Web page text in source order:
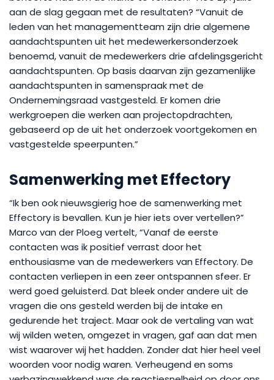
aan de slag gegaan met de resultaten? “Vanuit de
leden van het managementteam zijn drie algemene
aandachtspunten uit het medewerkersonderzoek
benoemd, vanuit de medewerkers drie afdelingsgericht
aandachtspunten. Op basis daarvan zijn gezamenlijke
aandachtspunten in samenspraak met de
Ondernemingsraad vastgesteld. Er komen drie
werkgroepen die werken aan projectopdrachten,
gebaseerd op de uit het onderzoek voortgekomen en
vastgestelde speerpunten.”
Samenwerking met Effectory
“Ik ben ook nieuwsgierig hoe de samenwerking met
Effectory is bevallen. Kun je hier iets over vertellen?”
Marco van der Ploeg vertelt, “Vanaf de eerste
contacten was ik positief verrast door het
enthousiasme van de medewerkers van Effectory. De
contacten verliepen in een zeer ontspannen sfeer. Er
werd goed geluisterd. Dat bleek onder andere uit de
vragen die ons gesteld werden bij de intake en
gedurende het traject. Maar ook de vertaling van wat
wij wilden weten, omgezet in vragen, gaf aan dat men
wist waarover wij het hadden. Zonder dat hier heel veel
woorden voor nodig waren. Verheugend en soms